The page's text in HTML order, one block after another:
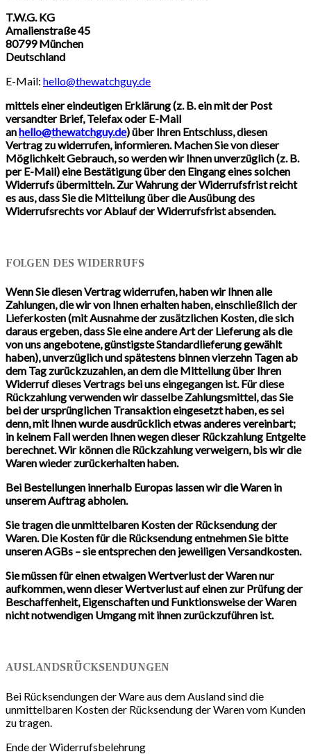
T.W.G. KG
Amalienstraße 45
80799 München
Deutschland
E-Mail: hello@thewatchguy.de
mittels einer eindeutigen Erklärung (z. B. ein mit der Post
versandter Brief, Telefax oder E-Mail
anhello@thewatchguy.de) über Ihren Entschluss, diesen
Vertrag zu widerrufen, informieren. Machen Sie von dieser
Möglichkeit Gebrauch, so werden wir Ihnen unverzüglich (z. B.
per E-Mail) eine Bestätigung über den Eingang eines solchen
Widerrufs übermitteln. Zur Wahrung der Widerrufsfrist reicht
es aus, dass Sie die Mitteilung über die Ausübung des
Widerrufsrechts vor Ablauf der Widerrufsfrist absenden.
FOLGEN DES WIDERRUFS
Wenn Sie diesen Vertrag widerrufen, haben wir Ihnen alle
Zahlungen, die wir von Ihnen erhalten haben, einschließlich der
Lieferkosten (mit Ausnahme der zusätzlichen Kosten, die sich
daraus ergeben, dass Sie eine andere Art der Lieferung als die
von uns angebotene, günstigste Standardlieferung gewählt
haben), unverzüglich und spätestens binnen vierzehn Tagen ab
dem Tag zurückzuzahlen, an dem die Mitteilung über Ihren
Widerruf dieses Vertrags bei uns eingegangen ist. Für diese
Rückzahlung verwenden wir dasselbe Zahlungsmittel, das Sie
bei der ursprünglichen Transaktion eingesetzt haben, es sei
denn, mit Ihnen wurde ausdrücklich etwas anderes vereinbart;
in keinem Fall werden Ihnen wegen dieser Rückzahlung Entgelte
berechnet. Wir können die Rückzahlung verweigern, bis wir die
Waren wieder zurückerhalten haben.
Bei Bestellungen innerhalb Europas lassen wir die Waren in
unserem Auftrag abholen.
Sie tragen die unmittelbaren Kosten der Rücksendung der
Waren. Die Kosten für die Rücksendung entnehmen Sie bitte
unseren AGBs – sie entsprechen den jeweiligen Versandkosten.
Sie müssen für einen etwaigen Wertverlust der Waren nur
aufkommen, wenn dieser Wertverlust auf einen zur Prüfung der
Beschaffenheit, Eigenschaften und Funktionsweise der Waren
nicht notwendigen Umgang mit ihnen zurückzuführen ist.
AUSLANDSRÜCKSENDUNGEN
Bei Rücksendungen der Ware aus dem Ausland sind die
unmittelbaren Kosten der Rücksendung der Waren vom Kunden
zu tragen.
Ende der Widerrufsbelehrung